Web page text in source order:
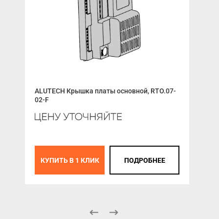
ALUTECH Крышка платы основной, RTO.07-
02-F
КУПИТЬ В 1 КЛИК ПОДРОБНЕЕ